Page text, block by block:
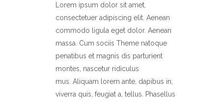
Lorem ipsum dolor sit amet,
consectetuer adipiscing elit. Aenean
commodo ligula eget dolor. Aenean
massa. Cum sociis Theme natoque
penatibus et magnis dis parturient
montes, nascetur ridiculus
mus. Aliquam lorem ante, dapibus in,
viverra quis, feugiat a, tellus. Phasellus